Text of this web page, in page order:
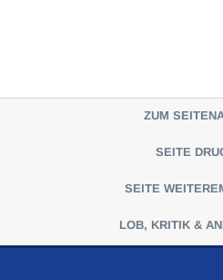
ZUM
SEITE
SEITE
LOB, KRITIK &